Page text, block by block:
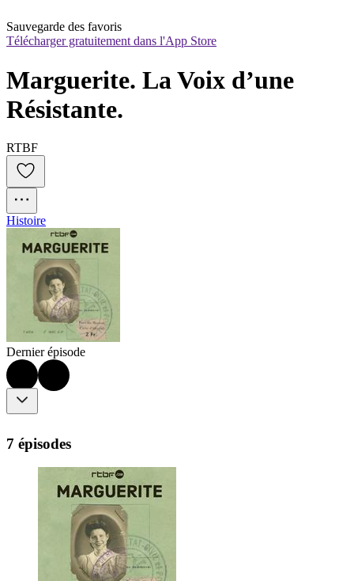
Sauvegarde des favoris
Télécharger gratuitement dans l'App Store
Marguerite. La Voix d’une
Résistante.
RTBF
Histoire
Dernier épisode
7 épisodes